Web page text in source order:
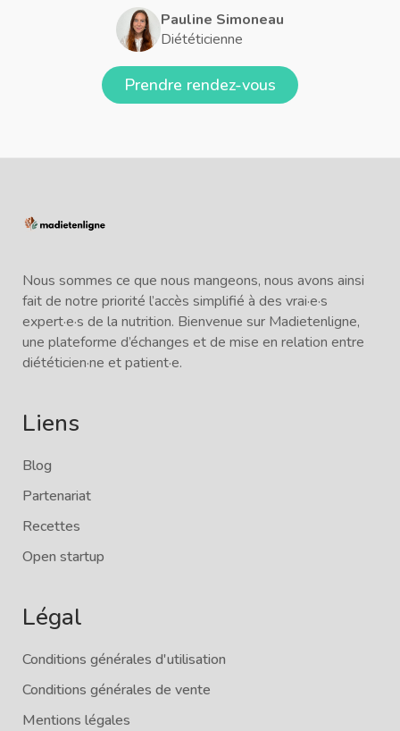
Pauline Simoneau
Diététicienne
Prendre rendez-vous
Nous sommes ce que nous mangeons, nous avons ainsi
fait de notre priorité l’accès simplifié à des vrai·e·s
expert·e·s de la nutrition. Bienvenue sur Madietenligne,
une plateforme d’échanges et de mise en relation entre
diététicien·ne et patient·e.
Liens
Blog
Partenariat
Recettes
Open startup
Légal
Conditions générales d'utilisation
Conditions générales de vente
Mentions légales